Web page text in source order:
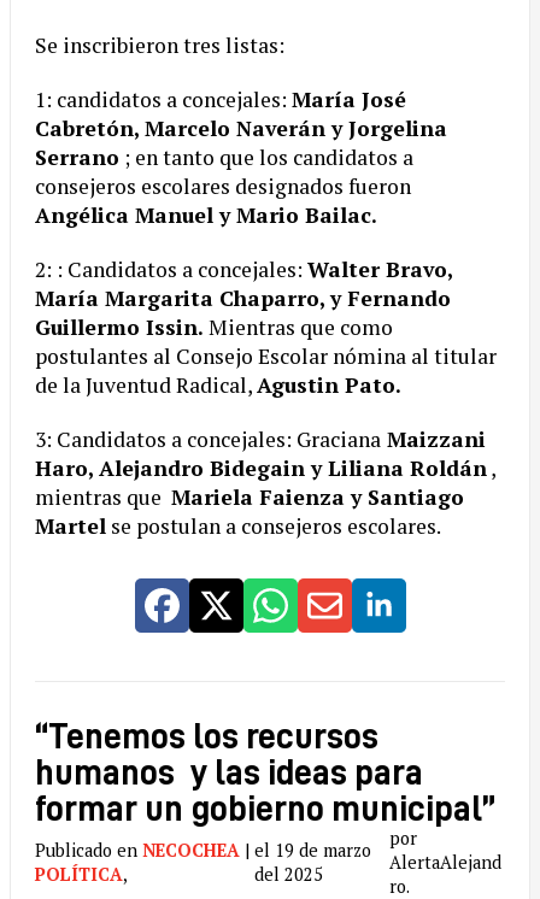
Se inscribieron tres listas:
1: candidatos a concejales: María José
Cabretón, Marcelo Naverán y Jorgelina
Serrano ; en tanto que los candidatos a
consejeros escolares designados fueron
Angélica Manuel y Mario Bailac.
2: : Candidatos a concejales: Walter Bravo,
María Margarita Chaparro, y Fernando
Guillermo Issin. Mientras que como
postulantes al Consejo Escolar nómina al titular
de la Juventud Radical,Agustin Pato.
3: Candidatos a concejales: Graciana Maizzani
Haro, Alejandro Bidegain y Liliana Roldán,
mientras que Mariela Faienza y Santiago
Martel se postulan a consejeros escolares.
“Tenemos los recursos
humanos y las ideas para
formar un gobierno municipal”
Publicado en NECOCHEA |
POLÍTICA,
el 19 de marzo
del 2025
por
AlertaAlejand
ro.